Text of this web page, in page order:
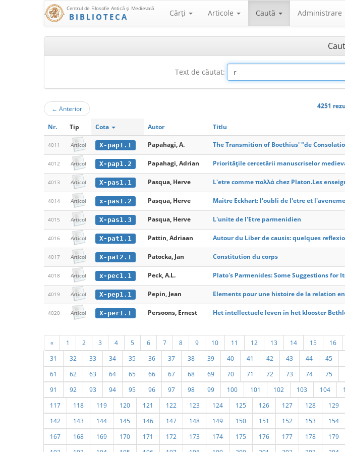
Centrul de Filosofie Antică şi Medievală
BIBLIOTECA Cărţi Articole Caută Administrare
Text de căutat:
← Anterior 4251
Nr. Tip Cota Autor Titlu
4011 Articol X-pap1.1 Papahagi, A. The Transmition of Boethius' "de
4012 Articol X-pap1.2 Papahagi, Adrian Prioritățile cercetării manuscriselor
4013 Articol X-pas1.1 Pasqua, Herve L'etre comme πολλά chez Platon.Les
4014 Articol x-pas1.2 Pasqua, Herve Maitre Eckhart: l'oubli de l'etre et
4015 Articol X-pas1.3 Pasqua, Herve L'unite de l'Etre parmenidien
4016 Articol X-pat1.1 Pattin, Adriaan Autour du Liber de causis: quelques
4017 Articol X-pat2.1 Patocka, Jan Constitution du corps
4018 Articol x-pec1.1 Peck, A.L. Plato's Parmenides: Some Suggestions for
4019 Articol X-pep1.1 Pepin, Jean Elements pour une histoire de la relation
4020 Articol X-per1.1 Persoons, Ernest Het intellectuele leven in het klooster
« 1 2 3 4 5 6 7 8 9 10 11 12 13 14 15 16
31
32 33 34 35 36 37 38 39 40 41 42 43 44 45
61
62 63 64 65 66 67 68 69 70 71 72 73 74 75
91
92 93 94 95 96 97 98 99 100 101 102 103 104
117
118 119 120 121 122 123 124 125 126 127 128 129
142
143 144 145 146 147 148 149 150 151 152 153 154
167
168 169 170 171 172 173 174 175 176 177 178 179